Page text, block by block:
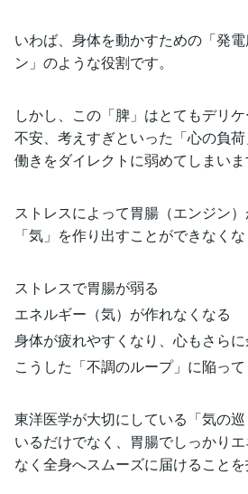
いわば、身体を動かすための「発
ン」のような役割です。
しかし、この「脾」はとてもデリ
不安、考えすぎといった「心の負
働きをダイレクトに弱めてしまいま
ストレスによって胃腸（エンジン
「気」を作り出すことができなくな
ストレスで胃腸が弱る
エネルギー（気）が作れなくなる
身体が疲れやすくなり、心もさら
こうした「不調のループ」に陥って
東洋医学が大切にしている「気の
いるだけでなく、胃腸でしっかり
なく全身へスムーズに届けることを